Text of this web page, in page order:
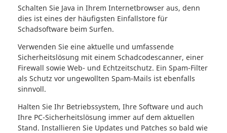
Schalten Sie Java in Ihrem Internetbrowser aus, denn
dies ist eines der häufigsten Einfallstore für
Schadsoftware beim Surfen.
Verwenden Sie eine aktuelle und umfassende
Sicherheitslösung mit einem Schadcodescanner, einer
Firewall sowie Web- und Echtzeitschutz. Ein Spam-Filter
als Schutz vor ungewollten Spam-Mails ist ebenfalls
sinnvoll.
Halten Sie Ihr Betriebssystem, Ihre Software und auch
Ihre PC-Sicherheitslösung immer auf dem aktuellen
Stand. Installieren Sie Updates und Patches so bald wie